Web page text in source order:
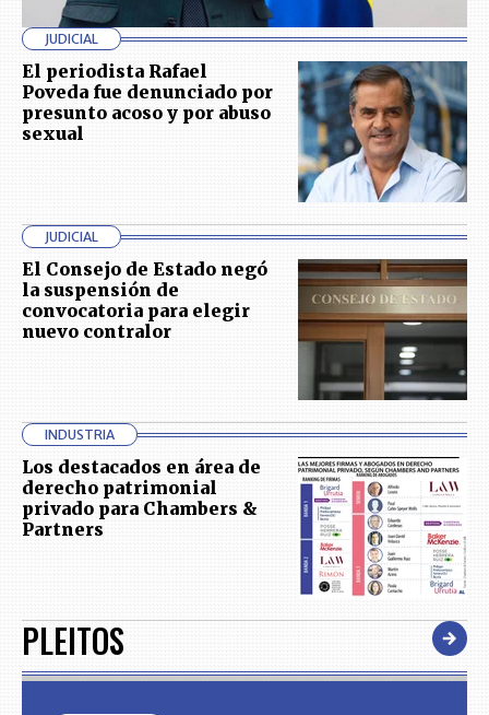
JUDICIAL
El periodista Rafael
Poveda fue denunciado por
presunto acoso y por abuso
sexual
JUDICIAL
El Consejo de Estado negó
la suspensión de
convocatoria para elegir
nuevo contralor
INDUSTRIA
Los destacados en área de
derecho patrimonial
privado para Chambers &
Partners
PLEITOS